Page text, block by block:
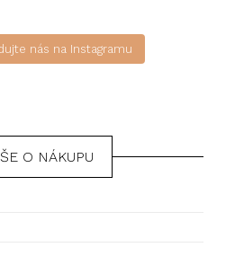
nás na Instagramu
O NÁKUPU